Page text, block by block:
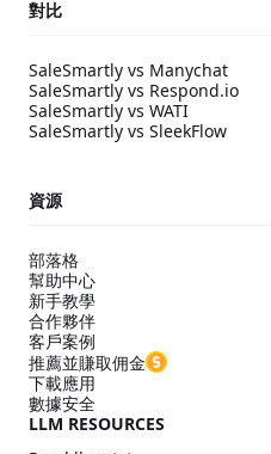
對比
SaleSmartly vs Manychat
SaleSmartly vs Respond.io
SaleSmartly vs WATI
SaleSmartly vs SleekFlow
資源
部落格
幫助中心
新手教學
合作夥伴
客戶案例
推薦並賺取佣金
下載應用
數據安全
LLM RESOURCES